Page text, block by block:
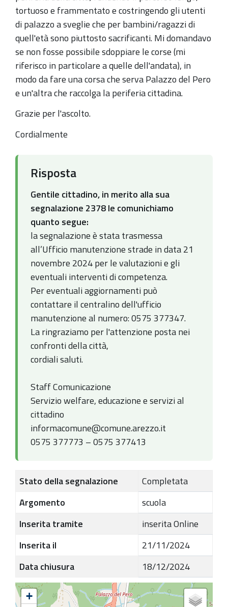
tortuoso e frammentato e costringendo gli utenti
di palazzo a sveglie che per bambini/ragazzi di
quell'età sono piuttosto sacrificanti. Mi domandavo
se non fosse possibile sdoppiare le corse (mi
riferisco in particolare a quelle dell'andata), in
modo da fare una corsa che serva Palazzo del Pero
e un'altra che raccolga la periferia cittadina.
Grazie per l'ascolto.
Cordialmente
Risposta
Gentile cittadino, in merito alla sua
segnalazione 2378 le comunichiamo
quanto segue:
la segnalazione è stata trasmessa
all’Ufficio manutenzione strade in data 21
novembre 2024 per le valutazioni e gli
eventuali interventi di competenza.
Per eventuali aggiornamenti può
contattare il centralino dell'ufficio
manutenzione al numero: 0575 377347.
La ringraziamo per l'attenzione posta nei
confronti della città,
cordiali saluti.
Staff Comunicazione
Servizio welfare, educazione e servizi al
cittadino
informacomune@comune.arezzo.it
0575 377773 – 0575 377413
Stato della segnalazione
Completata
Argomento
scuola
Inserita tramite
inserita Online
Inserita il
21/11/2024
Data chiusura
18/12/2024
+